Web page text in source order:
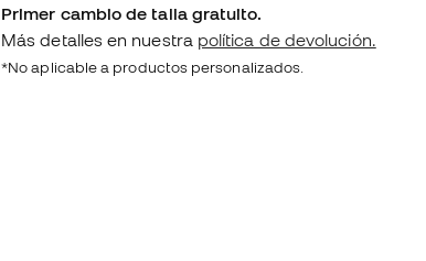
Primer cambio de talla gratuito.
Más detalles en nuestra política de devolución.
*No aplicable a productos personalizados.